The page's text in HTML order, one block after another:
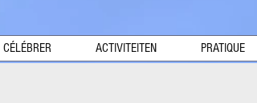
CÉLÉBRER ACTIVITEITEN PRATIQUE